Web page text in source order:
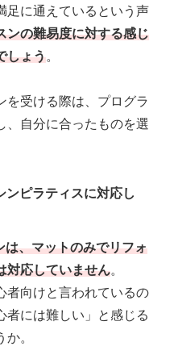
足に通えているという声
ンの難易度に対する感じ
しょう。
を受ける際は、プログラ
、自分に合ったものを選
ンピラティスに対応し
、マットのみでリフォ
対応していません。
者向けと言われているの
者には難しい」と感じる
。